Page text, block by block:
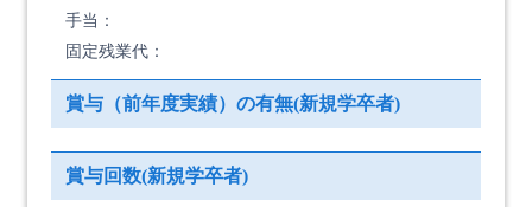
手当：
固定残業代：
賞与（前年度実績）の有無(新規学卒者)
賞与回数(新規学卒者)